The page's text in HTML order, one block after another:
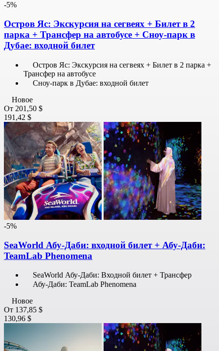
-5%
Остров Яс: Экскурсия на сегвеях + Билет в 2
парка + Трансфер на автобусе + Сноу-парк в
Дубае: входной билет
Остров Яс: Экскурсия на сегвеях + Билет в 2 парка +
Трансфер на автобусе
Сноу-парк в Дубае: входной билет
Новое
От 201,50 $
191,42 $
-5%
SeaWorld Абу-Даби: входной билет + Абу-Даби:
TeamLab Phenomena
SeaWorld Абу-Даби: Входной билет + Трансфер
Абу-Даби: TeamLab Phenomena
Новое
От 137,85 $
130,96 $